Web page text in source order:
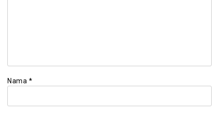
Nama *